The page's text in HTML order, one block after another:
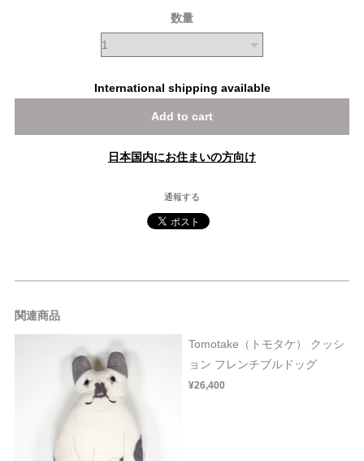
数量
International shipping available
Add to cart
日本国内にお住まいの方向け
通報する
関連商品
Tomotake（トモタケ） クッシ
ョン フレンチブルドッグ
¥26,400